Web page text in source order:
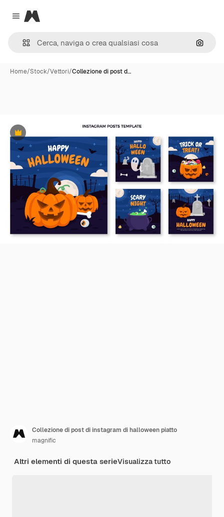
Close menu
Magnific
Cerca
Home/Stock/Vettori/Collezione di post d…
Premium
Collezione di post di instagram di halloween piatto
magnific
Altri elementi di questa serieVisualizza tutto